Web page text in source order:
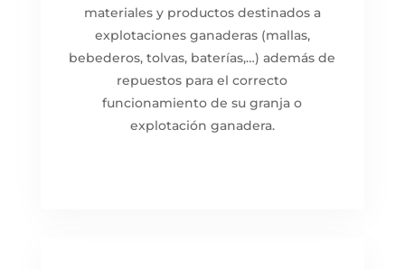
materiales y productos destinados a
explotaciones ganaderas (mallas,
bebederos, tolvas, baterías,…) además de
repuestos para el correcto
funcionamiento de su granja o
explotación ganadera.